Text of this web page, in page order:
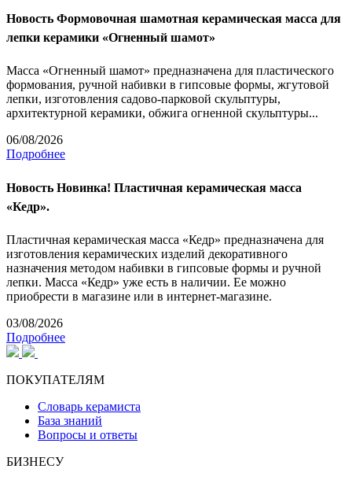
Новость Формовочная шамотная керамическая масса для
лепки керамики «Огненный шамот»
Масса «Огненный шамот» предназначена для пластического
формования, ручной набивки в гипсовые формы, жгутовой
лепки, изготовления садово-парковой скульптуры,
архитектурной керамики, обжига огненной скульптуры...
06/08/2026
Подробнее
Новость Новинка! Пластичная керамическая масса
«Кедр».
Пластичная керамическая масса «Кедр» предназначена для
изготовления керамических изделий декоративного
назначения методом набивки в гипсовые формы и ручной
лепки. Масса «Кедр» уже есть в наличии. Ее можно
приобрести в магазине или в интернет-магазине.
03/08/2026
Подробнее
ПОКУПАТЕЛЯМ
Словарь керамиста
База знаний
Вопросы и ответы
БИЗНЕСУ